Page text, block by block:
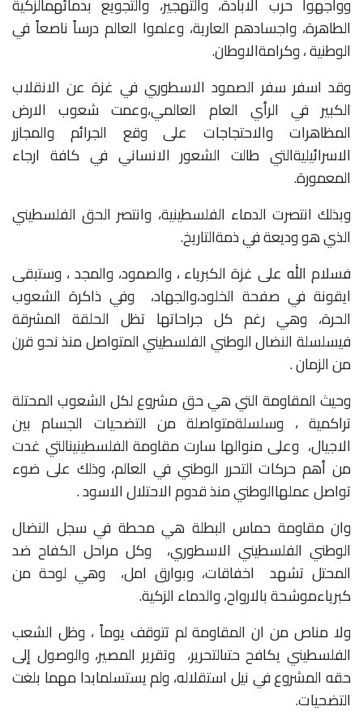
وواجهوا حرب الابادة، والتهجير، والتجويع بدمائهمالزكية
الطاهرة، واجسادهم العارية، وعلموا العالم درساً ناصعاً في
الوطنية،وكرامةالاوطان.
وقد اسفر سفر الصمود الاسطوري في غزة عن الانقلاب
الكبير في الرأي العام العالمي،وعمت شعوب الارض
المظاهرات
والاحتجاجات على وقع الجرائم
والمجازر
الاسرائيليةالتي طالت الشعور الانساني في كافة ارجاء
المعمورة.
وبذلك انتصرت الدماء الفلسطينية، وانتصر الحق الفلسطيني
الذيهووديعةفيذمةالتاريخ.
فسلام الله على غزة الكبرياء، والصمود، والمجد، وستبقى
ايقونة في صفحة الخلود،والجهاد، وفي ذاكرة الشعوب
الحرة، وهي رغم كل جراحاتها تظل الحلقة المشرقة
فيسلسلةالنضالالوطنيالفلسطينيالمتواصلمنذنحوقرن
منالزمان.
وحيثالمقاومةالتيهيحقمشروعلكلالشعوبالمحتلة
تراكمية ، وسلسلةمتواصلة من التضحيات الجسام بين
الاجيال، وعلىمنوالها سارتمقاومةالفلسطينينالتي غدت
من أهم حركات التحرر الوطني في العالم، وذلك على ضوء
تواصلعملهاالوطنيمنذقدومالاحتلالالاسود.
وان مقاومة حماس البطلة هي محطة في سجل النضال
الوطني الفلسطيني الاسطوري، وكل مراحل الكفاح ضد
المحتل تشهد اخفاقات، وبوارق امل، وهي لوحة من
كبرياءموشحةبالارواح،والدماءالزكية.
ولا مناص من ان المقاومة لم تتوقف يوماً ، وظل الشعب
الفلسطيني يكافح حتىالتحرير، وتقرير المصير، والوصول إلى
حقهالمشروعفينيلاستقلاله،ولميستسلمابدامهما بلغت
التضحيات.